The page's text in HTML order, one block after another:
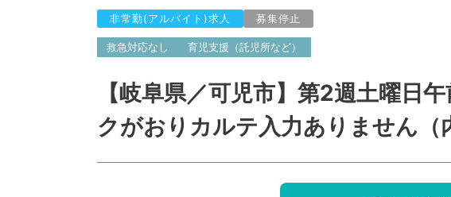
非常勤(アルバイト)求人 募集停止
救急対応なし 育児支援（託児所など）
【岐阜県／可児市】第2週土曜
クがおりカルテ入力ありません（